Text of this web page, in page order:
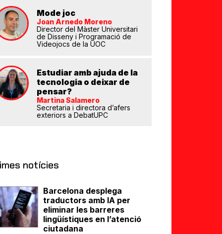
Mode joc
Joan Arnedo Moreno
Director del Màster Universitari
de Disseny i Programació de
Videojocs de la UOC
Estudiar amb ajuda de la
tecnologia o deixar de
pensar?
Martina Salamero
Secretaria i directora d’afers
exteriors a DebatUPC
notícies
Barcelona desplega
traductors amb IA per
eliminar les barreres
lingüístiques en l’atenció
ciutadana